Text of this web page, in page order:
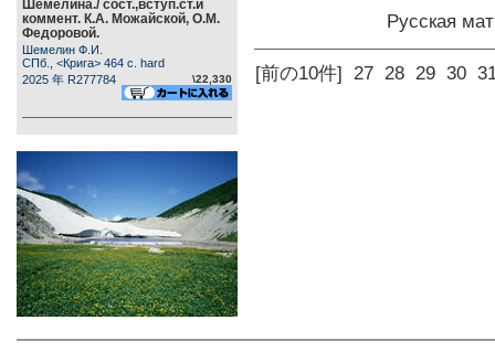
Шемелина./ сост.,вступ.ст.и
коммент. К.А. Можайской, О.М.
Федоровой.
Шемелин Ф.И.
СПб., <Крига> 464 c. hard
2025 年 R277784
\22,330
Русская
[前の10件] 27 28 29 30